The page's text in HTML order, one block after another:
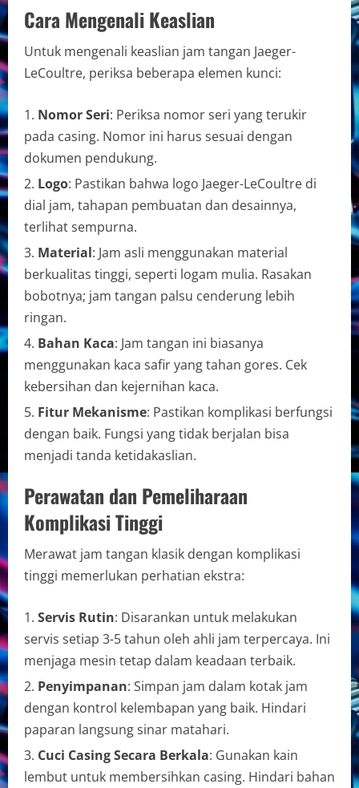
Cara Mengenali Keaslian
Untuk mengenali keaslian jam tangan Jaeger-
LeCoultre, periksa beberapa elemen kunci:
Nomor Seri: Periksa nomor seri yang terukir
pada casing. Nomor ini harus sesuai dengan
dokumen pendukung.
Logo: Pastikan bahwa logo Jaeger-LeCoultre di
dial jam, tahapan pembuatan dan desainnya,
terlihat sempurna.
Material: Jam asli menggunakan material
berkualitas tinggi, seperti logam mulia. Rasakan
bobotnya; jam tangan palsu cenderung lebih
ringan.
Bahan Kaca: Jam tangan ini biasanya
menggunakan kaca safir yang tahan gores. Cek
kebersihan dan kejernihan kaca.
Fitur Mekanisme: Pastikan komplikasi berfungsi
dengan baik. Fungsi yang tidak berjalan bisa
menjadi tanda ketidakaslian.
Perawatan dan Pemeliharaan
Komplikasi Tinggi
Merawat jam tangan klasik dengan komplikasi
tinggi memerlukan perhatian ekstra:
Servis Rutin: Disarankan untuk melakukan
servis setiap 3-5 tahun oleh ahli jam terpercaya. Ini
menjaga mesin tetap dalam keadaan terbaik.
Penyimpanan: Simpan jam dalam kotak jam
dengan kontrol kelembapan yang baik. Hindari
paparan langsung sinar matahari.
Cuci Casing Secara Berkala: Gunakan kain
lembut untuk membersihkan casing. Hindari bahan